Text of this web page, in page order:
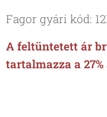
Fagor gyári kód:
A feltüntetett ár
tartalmazza a 27%